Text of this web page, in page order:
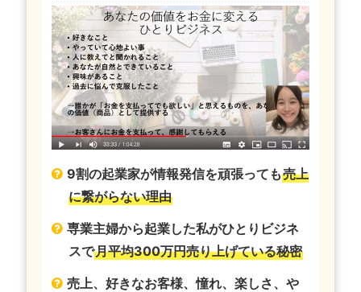
9割の起業家が情報発信を頑張っても売上
に繋がらない理由
専業主婦から起業した私がひとりビジネ
スで月平均300万円売り上げている秘密
売上、好きなお客様、憧れ、楽しさ、や